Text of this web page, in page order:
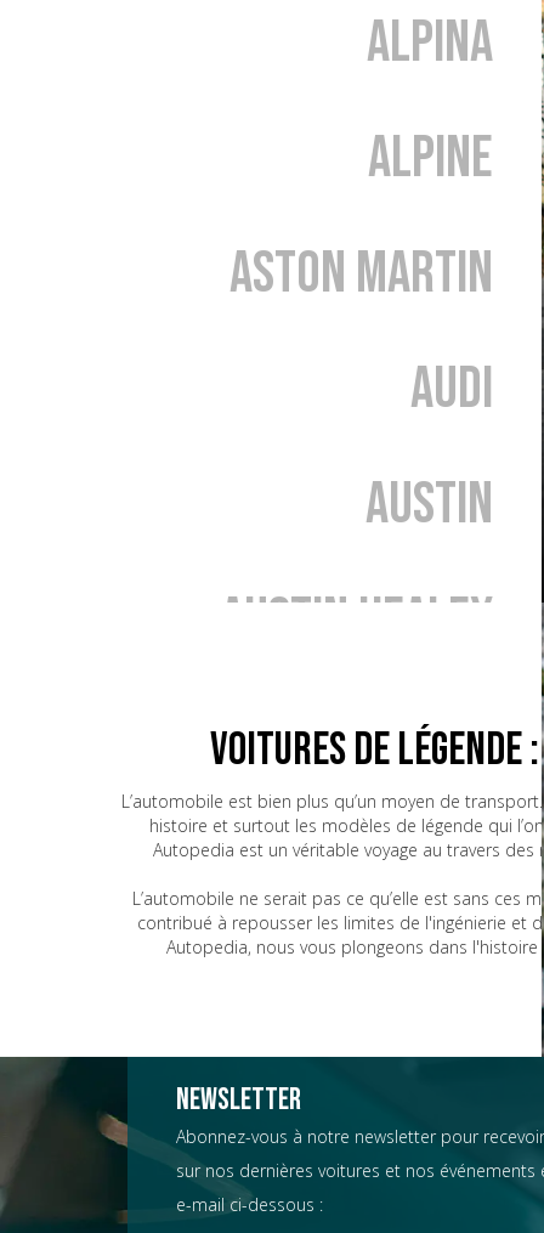
Alpina
Alpine
Aston Martin
Audi
Austin
Austin Healey
BMW
Bugatti
CG
Chevrolet
Chrysler
Voitures de
L’automobile est bien plus qu’un moyen de
histoire et surtout les modèles de légende qui
Autopedia est un véritable voyage au travers
L’automobile ne serait pas ce qu’elle est sans
contribué à repousser les limites de l'ingénierie et
Autopedia, nous vous plongeons dans
Newsletter
Abonnez-vous à notre newsletter pour
sur nos dernières voitures et nos événements
e-mail ci-dessous :